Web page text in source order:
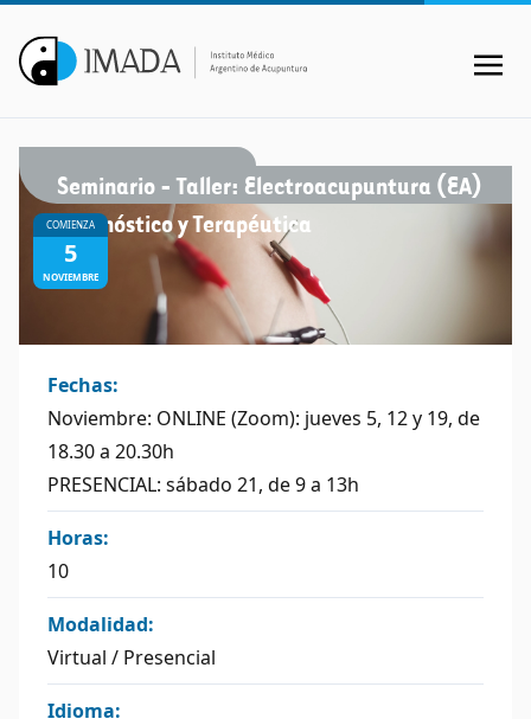
Seminario - Taller: Electroacupuntura (EA)
Diagnóstico y Terapéutica
COMIENZA
5
NOVIEMBRE
Fechas:
Noviembre: ONLINE (Zoom): jueves 5, 12 y 19, de
18.30 a 20.30h
PRESENCIAL: sábado 21, de 9 a 13h
Horas:
10
Modalidad:
Virtual / Presencial
Idioma: